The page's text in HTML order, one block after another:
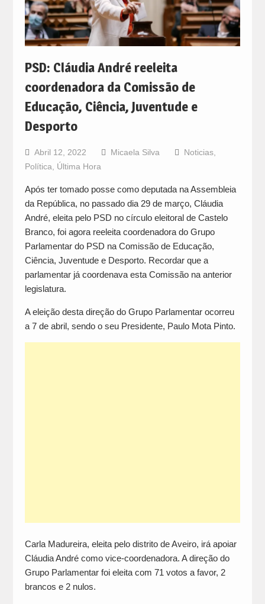
PSD: Cláudia André reeleita
coordenadora da Comissão de
Educação, Ciência, Juventude e
Desporto
Abril 12, 2022 Micaela Silva Noticias,
Política
Última Hora
Após ter tomado posse como deputada na Assembleia
da República, no passado dia 29 de março, Cláudia
André, eleita pelo PSD no círculo eleitoral de Castelo
Branco, foi agora reeleita coordenadora do Grupo
Parlamentar do PSD na Comissão de Educação,
Ciência, Juventude e Desporto. Recordar que a
parlamentar já coordenava esta Comissão na anterior
legislatura.
A eleição desta direção do Grupo Parlamentar ocorreu
a 7 de abril, sendo o seu Presidente, Paulo Mota Pinto.
Carla Madureira, eleita pelo distrito de Aveiro, irá apoiar
Cláudia André como vice-coordenadora. A direção do
Grupo Parlamentar foi eleita com 71 votos a favor, 2
brancos e 2 nulos.